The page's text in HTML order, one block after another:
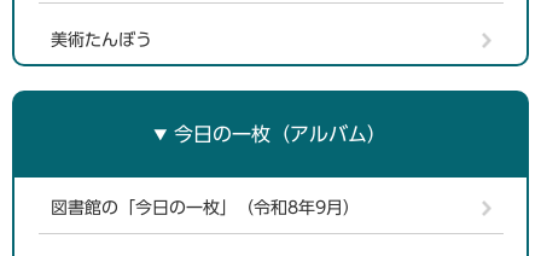
美術たんぼう
今日の一枚（アルバム）
図書館の「今日の一枚」（令和8年9月）